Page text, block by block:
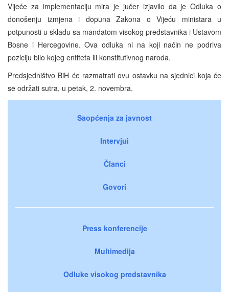
Vijeće za implementaciju mira je jučer izjavilo da je Odluka o
donošenju izmjena i dopuna Zakona o Vijeću ministara u
potpunosti u skladu sa mandatom visokog predstavnika i Ustavom
Bosne i Hercegovine. Ova odluka ni na koji način ne podriva
poziciju bilo kojeg entiteta ili konstitutivnog naroda.
Predsjedništvo BiH će razmatrati ovu ostavku na sjednici koja će
se održati sutra, u petak, 2. novembra.
Saopćenja za javnost
Intervjui
Članci
Govori
Press konferencije
Multimedija
Odluke visokog predstavnika